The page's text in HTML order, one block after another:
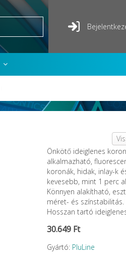
Önkötő ideiglenes
alkalmazható,
koronák, hidak, inlay-k
kevesebb, mint 1 perc
Könnyen alakítható,
méret- és
Hosszan tartó
30.649 Ft
Gyártó: PluLine